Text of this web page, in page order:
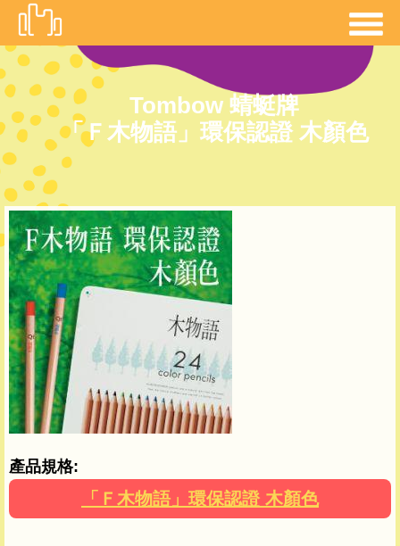
主
容
Tombow 蜻蜓牌
「Ｆ木物語」環保認證 木顏色
產品規格:
「Ｆ木物語」環保認證 木顏色